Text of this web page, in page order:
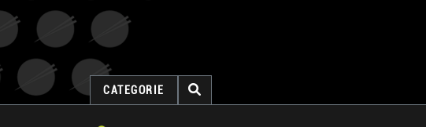
CATEGORIE